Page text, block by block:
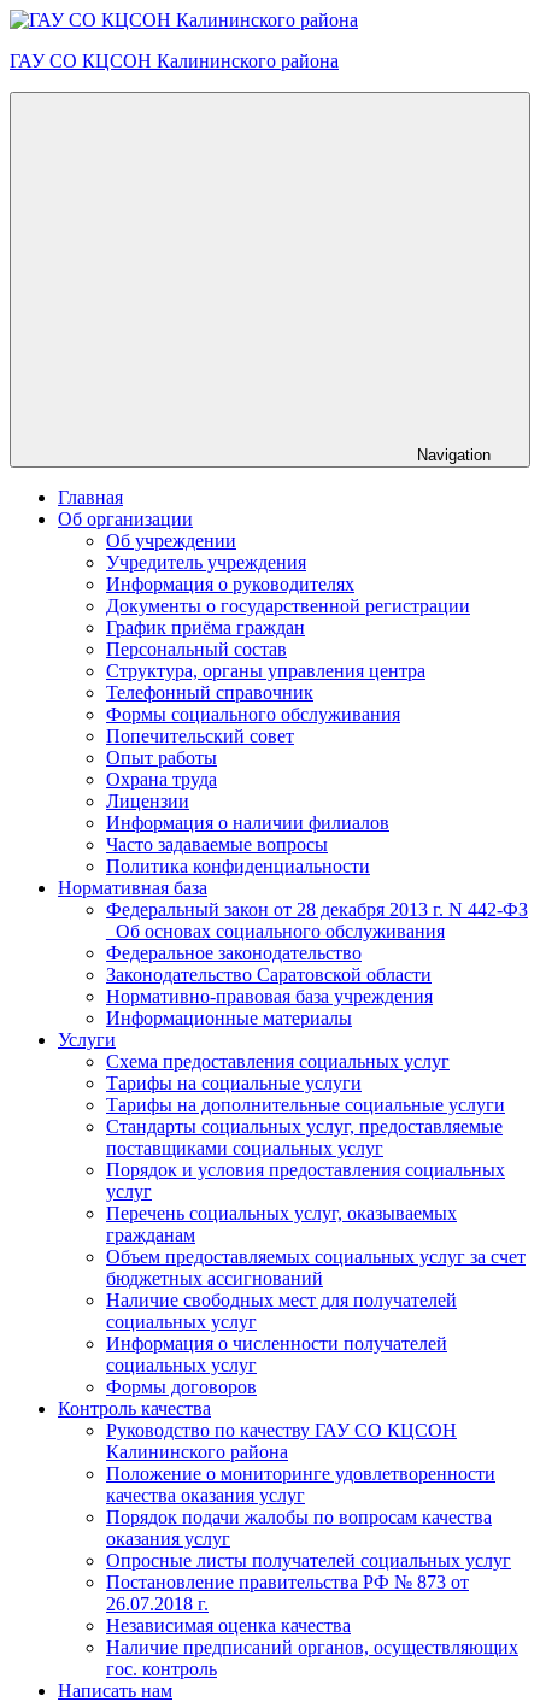
Skip
content
ГАУ СО КЦСОН Калининского района
Navigation
Главная
Об организации
Об учреждении
Учредитель учреждения
Информация о руководителях
Документы о государственной регистрации
График приёма граждан
Персональный состав
Структура, органы управления центра
Телефонный справочник
Формы социального обслуживания
Попечительский совет
Опыт работы
Охрана труда
Лицензии
Информация о наличии филиалов
Часто задаваемые вопросы
Политика конфиденциальности
Нормативная база
Федеральный закон от 28 декабря 2013 г. N 442-ФЗ
_Об основах социального обслуживания
Федеральное законодательство
Законодательство Саратовской области
Нормативно-правовая база учреждения
Информационные материалы
Услуги
Схема предоставления социальных услуг
Тарифы на социальные услуги
Тарифы на дополнительные социальные услуги
Стандарты социальных услуг, предоставляемые
поставщиками социальных услуг
Порядок и условия предоставления социальных
услуг
Перечень социальных услуг, оказываемых
гражданам
Объем предоставляемых социальных услуг за счет
бюджетных ассигнований
Наличие свободных мест для получателей
социальных услуг
Информация о численности получателей
социальных услуг
Формы договоров
Контроль качества
Руководство по качеству ГАУ СО КЦСОН
Калининского района
Положение о мониторинге удовлетворенности
качества оказания услуг
Порядок подачи жалобы по вопросам качества
оказания услуг
Опросные листы получателей социальных услуг
Постановление правительства РФ № 873 от
26.07.2018 г.
Независимая оценка качества
Наличие предписаний органов, осуществляющих
гос. контроль
Написать нам